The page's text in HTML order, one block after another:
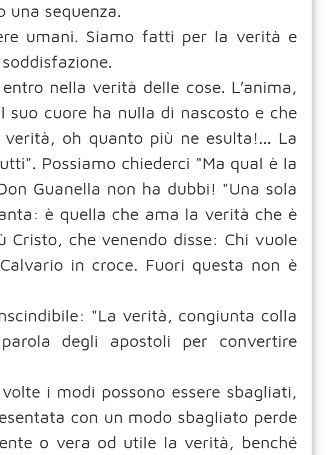
sequenza.
umani. Siamo fatti per la verità e
nella verità delle cose. L′anima,
suo cuore ha nulla di nascosto e che
oh quanto più ne esulta!... La
Possiamo chiederci "Ma qual è la
Guanella non ha dubbi! "Una sola
è quella che ama la verità che è
Cristo, che venendo disse: Chi vuole
in croce. Fuori questa non è
"La verità, congiunta colla
degli apostoli per convertire
i modi possono essere sbagliati,
con un modo sbagliato perde
o vera od utile la verità, benché